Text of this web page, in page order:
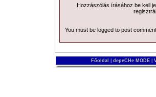
Hozzászólás írásához be kell
You must be logged to post
Főoldal depeCHe MODE